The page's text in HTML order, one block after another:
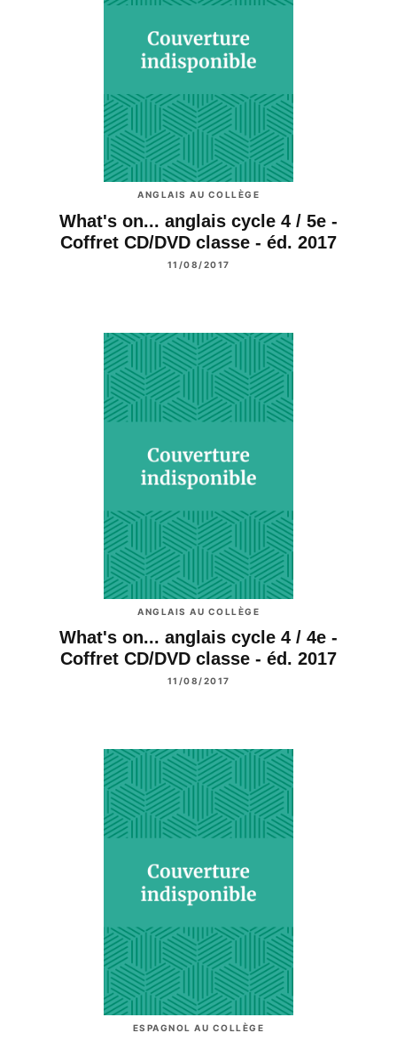
ANGLAIS AU COLLÈGE
What's on... anglais cycle 4 / 5e -
Coffret CD/DVD classe - éd. 2017
11/08/2017
ANGLAIS AU COLLÈGE
What's on... anglais cycle 4 / 4e -
Coffret CD/DVD classe - éd. 2017
11/08/2017
ESPAGNOL AU COLLÈGE